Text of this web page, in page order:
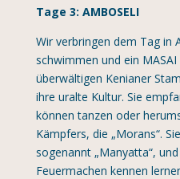
Tage 3: AMBOSELI
Wir verbringen dem Tag in
schwimmen und ein
überwältigen Kenianer
ihre uralte Kultur. Sie
können tanzen oder
Kämpfers, die „Morans“.
sogenannt „Manyatta“,
Feuermachen kennen